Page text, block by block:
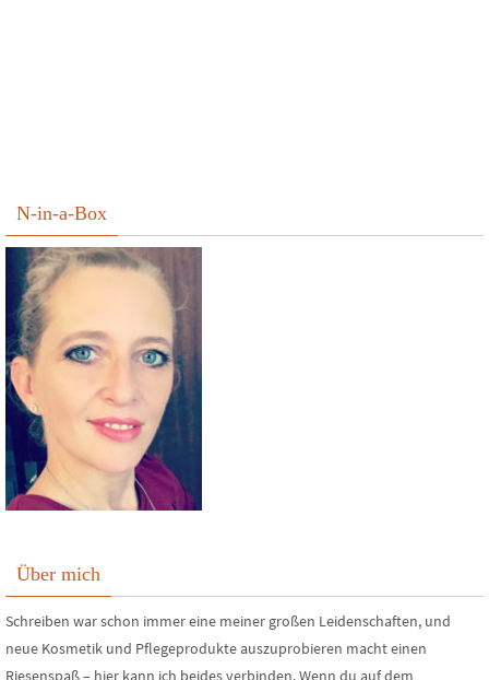
N-in-a-Box
Über mich
Schreiben war schon immer eine meiner großen Leidenschaften, und
neue Kosmetik und Pflegeprodukte auszuprobieren macht einen
Riesenspaß – hier kann ich beides verbinden. Wenn du auf dem